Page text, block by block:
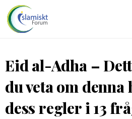
Eid al-Adha –
du veta om denna
dess regler i 13